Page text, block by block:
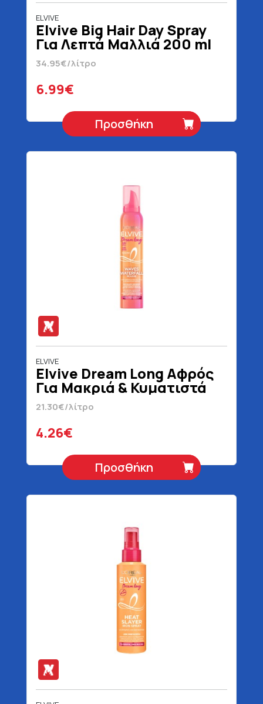
ELVIVE
Elvive Big Hair Day Spray
Για Λεπτά Μαλλιά 200 ml
34.95€/λίτρο
6.99€
Προσθήκη
ELVIVE
Elvive Dream Long Αφρός
Για Μακριά & Κυματιστά
Μαλλιά 200 ml
21.30€/λίτρο
4.26€
Προσθήκη